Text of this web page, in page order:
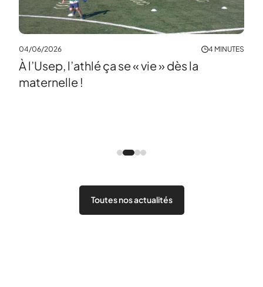
04/06/2026 4 MINUTES
À l’Usep, l’athlé ça se « vie » dès la
maternelle !
Toutes nos actualités